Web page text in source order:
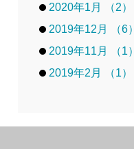
2020年1月 （2）
2019年12月 （6）
2019年11月 （1）
2019年2月 （1）